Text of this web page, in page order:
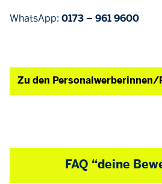
WhatsApp: 0173 – 961 9600
Zu den Personalwerberinnen/
FAQ “deine